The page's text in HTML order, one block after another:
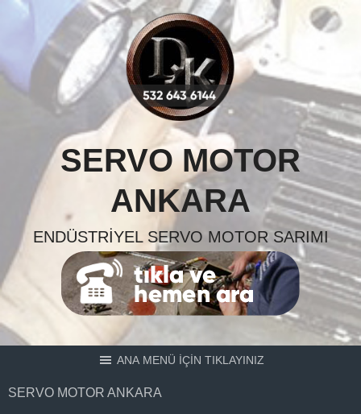
Skip
content
SERVO MOTOR
ANKARA
ENDÜSTRIYEL SERVO MOTOR SARIMI
ANA MENÜ İÇİN TIKLAYINIZ
SERVO MOTOR ANKARA